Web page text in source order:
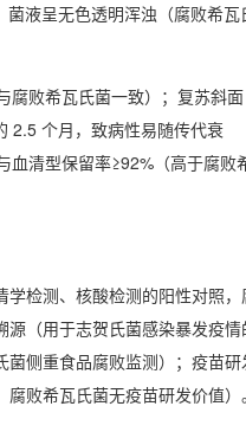
液呈无色透明浑浊（腐败希瓦
败希瓦氏菌一致）；复苏斜面
个月，致病性易随传代衰
血清型保留率≥92%（高于腐败
学检测、核酸检测的阳性对照，
源（用于志贺氏菌感染暴发疫情
菌侧重食品腐败监测）；疫苗研
腐败希瓦氏菌无疫苗研发价值）